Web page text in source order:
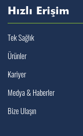
Hızlı Erişim
Tek Sağlık
Ürünler
Kariyer
Medya & Haberler
Bize Ulaşın